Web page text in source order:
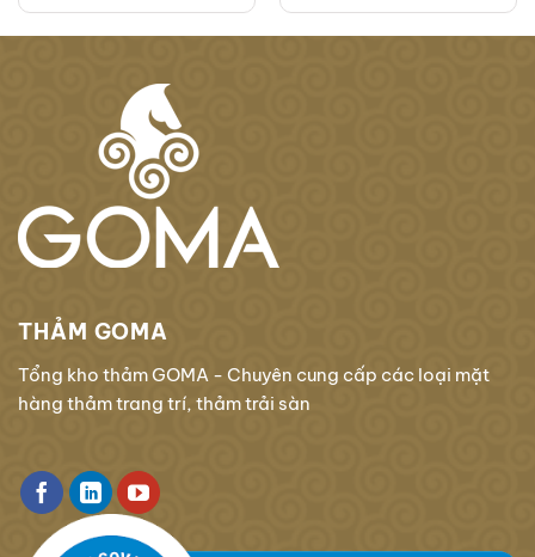
THẢM GOMA
Tổng kho thảm GOMA - Chuyên cung cấp các loại mặt
hàng thảm trang trí, thảm trải sàn